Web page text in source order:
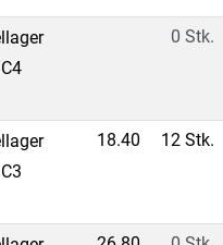
0 Stk.
18.40 12 Stk.